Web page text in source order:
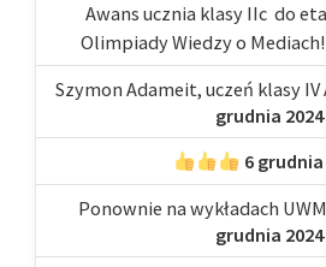
Awans ucznia klasy IIc do
Olimpiady Wiedzy o Mediach!
Szymon Adameit, uczeń klasy IV
grudnia 2024
6 grudnia
Ponownie na wykładach
grudnia 2024